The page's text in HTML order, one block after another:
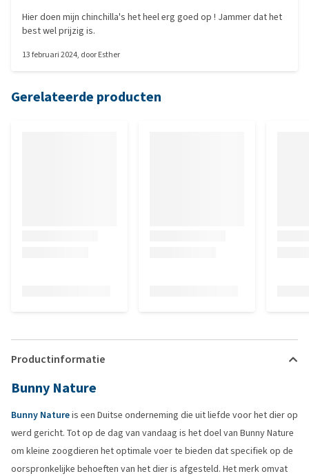
Hier doen mijn chinchilla's het heel erg goed op ! Jammer dat het
best wel prijzig is.
13 februari 2024, doorEsther
Gerelateerde producten
Productinformatie
Bunny Nature
Bunny Natureis een Duitse onderneming die uit liefde voor het dier op
werd gericht. Tot op de dag van vandaag is het doel van Bunny Nature
om kleine zoogdieren het optimale voer te bieden dat specifiek op de
oorspronkelijke behoeften van het dier is afgesteld. Het merk omvat